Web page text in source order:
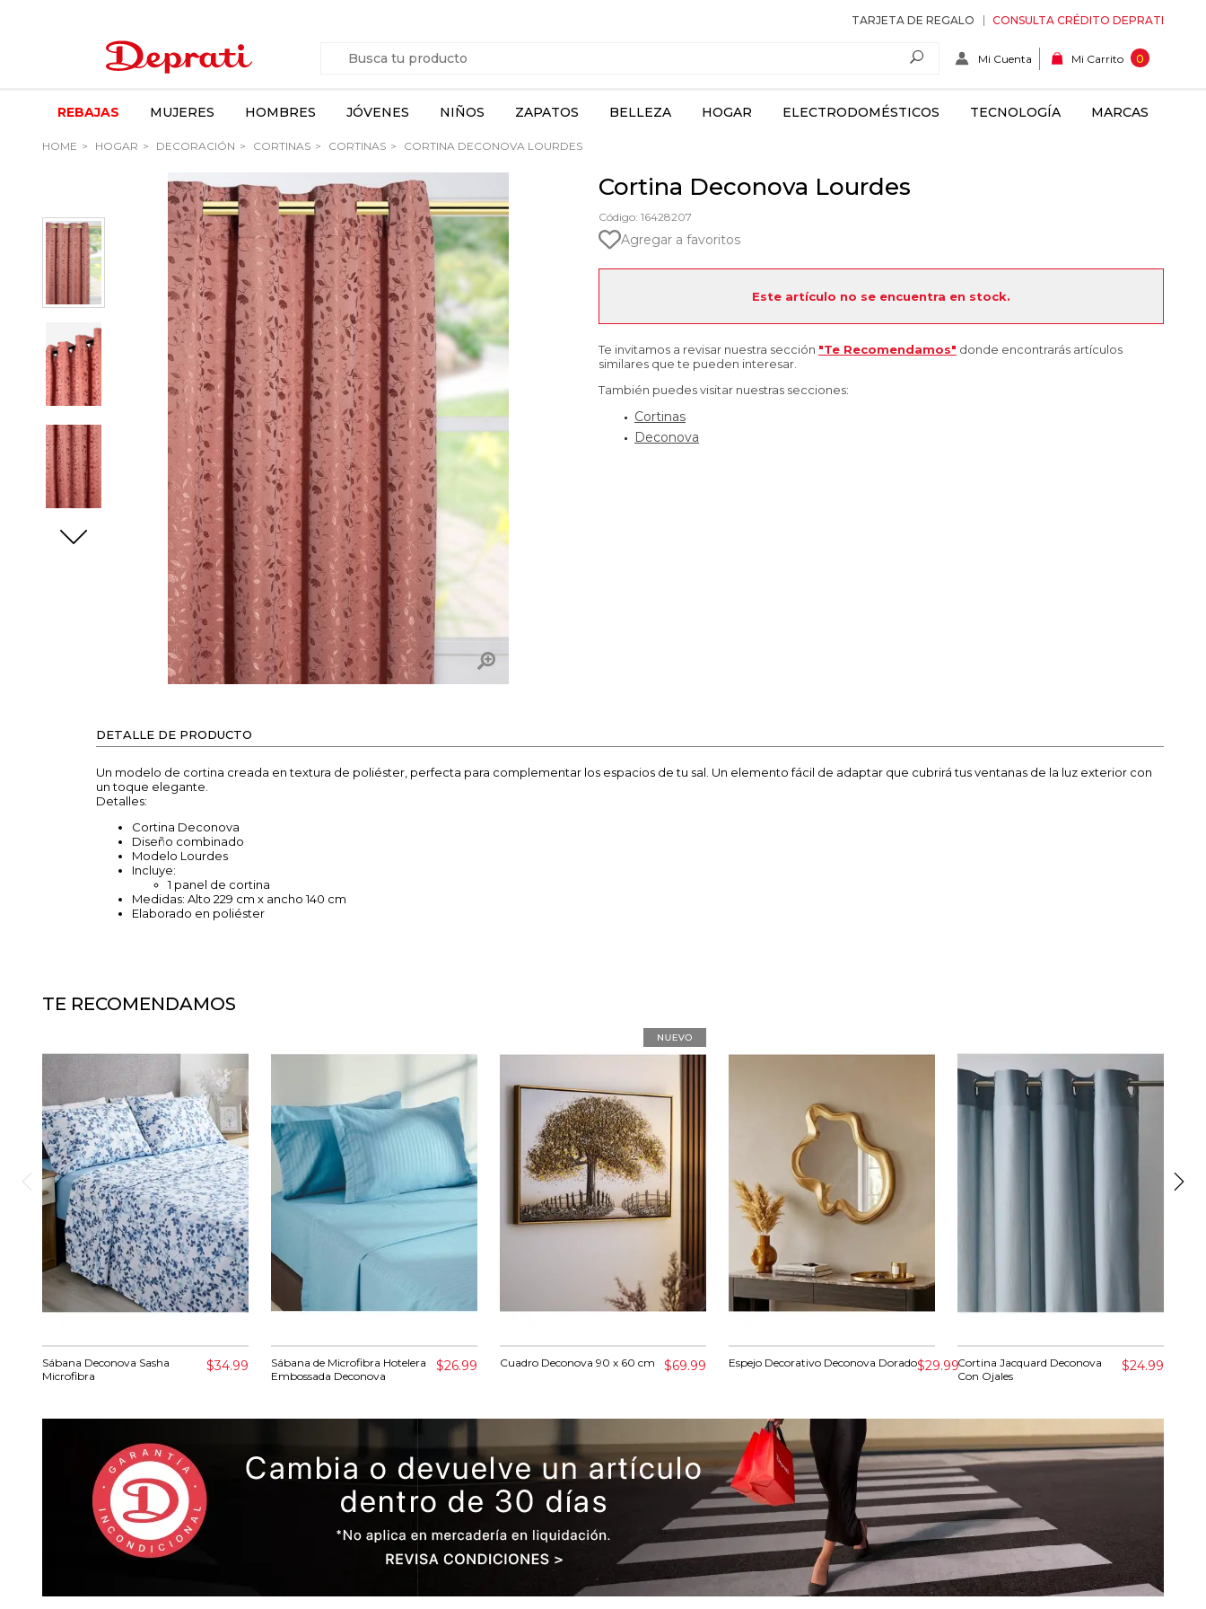
TARJETA DE REGALO CONSULTA CRÉDITO DEPRATI
Mi Cuenta Mi Carrito 0
REBAJAS MUJERES HOMBRES JÓVENES NIÑOS ZAPATOS BELLEZA HOGAR ELECTRODOMÉSTICOS TECNOLOGÍA MARCAS
HOME HOGAR DECORACIÓN CORTINAS CORTINAS CORTINA DECONOVA LOURDES
Cortina Deconova Lourdes
Código: 16428207
Agregar a favoritos
Este artículo no se encuentra en stock.
Te invitamos a revisar nuestra sección "Te Recomendamos" donde encontrarás artículos
similares que te pueden interesar.
También puedes visitar nuestras secciones:
Cortinas
Deconova
DETALLE DE PRODUCTO
Un modelo de cortina creada en textura de poliéster, perfecta para complementar los espacios de tu sal. Un elemento fácil de adaptar que cubrirá tus ventanas de la luz exterior con
un toque elegante.
Detalles:
Cortina Deconova
Diseño combinado
Modelo Lourdes
Incluye:
1 panel de cortina
Medidas: Alto 229 cm x ancho 140 cm
Elaborado en poliéster
TE RECOMENDAMOS
Sábana Deconova Sasha
Microfibra
$34.99
Sábana de Microfibra Hotelera
Embossada Deconova
$26.99 Cuadro Deconova 90 x 60 cm $69.99 Espejo Decorativo Deconova Dorado$29.99Cortina Jacquard Deconova
Con Ojales
$24.99